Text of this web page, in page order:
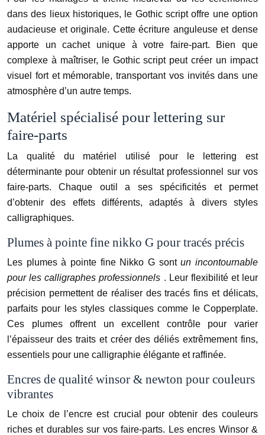
dans des lieux historiques, le Gothic script offre une option
audacieuse et originale. Cette écriture anguleuse et dense
apporte un cachet unique à votre faire-part. Bien que
complexe à maîtriser, le Gothic script peut créer un impact
visuel fort et mémorable, transportant vos invités dans une
atmosphère d’un autre temps.
Matériel spécialisé pour lettering sur
faire-parts
La qualité du matériel utilisé pour le lettering est
déterminante pour obtenir un résultat professionnel sur vos
faire-parts. Chaque outil a ses spécificités et permet
d’obtenir des effets différents, adaptés à divers styles
calligraphiques.
Plumes à pointe fine nikko G pour tracés précis
Les plumes à pointe fine Nikko G sontun incontournable
pour les calligraphes professionnels . Leur flexibilité et leur
précision permettent de réaliser des tracés fins et délicats,
parfaits pour les styles classiques comme le Copperplate.
Ces plumes offrent un excellent contrôle pour varier
l’épaisseur des traits et créer des déliés extrêmement fins,
essentiels pour une calligraphie élégante et raffinée.
Encres de qualité winsor & newton pour couleurs
vibrantes
Le choix de l’encre est crucial pour obtenir des couleurs
riches et durables sur vos faire-parts. Les encres Winsor &